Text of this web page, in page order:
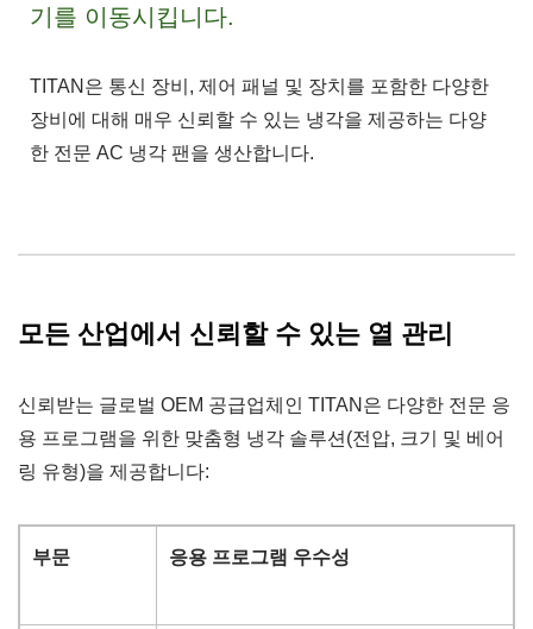
기를 이동시킵니다.
TITAN은 통신 장비, 제어 패널 및 장치를 포함한 다양한
장비에 대해 매우 신뢰할 수 있는 냉각을 제공하는 다양
한 전문 AC 냉각 팬을 생산합니다.
모든 산업에서 신뢰할 수 있는 열 관리
신뢰받는 글로벌 OEM 공급업체인 TITAN은 다양한 전문 응
용 프로그램을 위한 맞춤형 냉각 솔루션(전압, 크기 및 베어
링 유형)을 제공합니다:
부문 응용 프로그램 우수성